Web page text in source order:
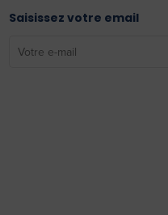
Saisissez votre email